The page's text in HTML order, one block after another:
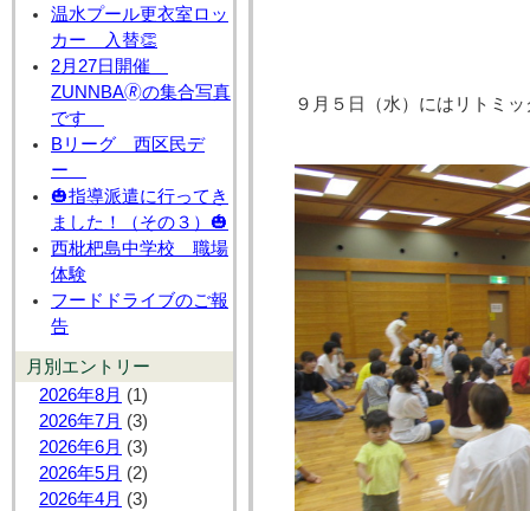
温水プール更衣室ロッ
カー 入替👏
2月27日開催
ZUNNBA🄬の集合写真
です
Bリーグ 西区民デ
ー
🎃指導派遣に行ってき
ました！（その３）🎃
西枇杷島中学校 職場
体験
フードドライブのご報
告
月別エントリー
2026年8月 (1)
2026年7月 (3)
2026年6月 (3)
2026年5月 (2)
2026年4月 (3)
９月５日（水）にはリトミ